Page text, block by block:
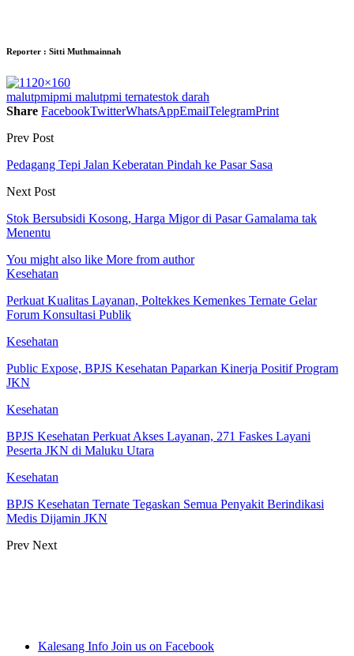
Reporter : Sitti Muthmainnah
malutpmipmi malutpmi ternatestok darah
Share FacebookTwitterWhatsAppEmailTelegramPrint
Prev Post
Pedagang Tepi Jalan Keberatan Pindah ke Pasar Sasa
Next Post
Stok Bersubsidi Kosong, Harga Migor di Pasar Gamalama tak
Menentu
You might also like More from author
Kesehatan
Perkuat Kualitas Layanan, Poltekkes Kemenkes Ternate Gelar
Forum Konsultasi Publik
Kesehatan
Public Expose, BPJS Kesehatan Paparkan Kinerja Positif Program
JKN
Kesehatan
BPJS Kesehatan Perkuat Akses Layanan, 271 Faskes Layani
Peserta JKN di Maluku Utara
Kesehatan
BPJS Kesehatan Ternate Tegaskan Semua Penyakit Berindikasi
Medis Dijamin JKN
Prev Next
Kalesang Info Join us on Facebook